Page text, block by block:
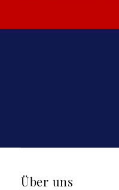
Über uns